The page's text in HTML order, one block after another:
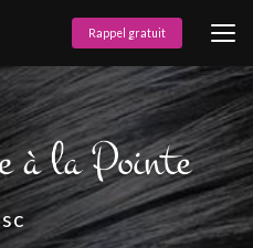
Rappel gratuit